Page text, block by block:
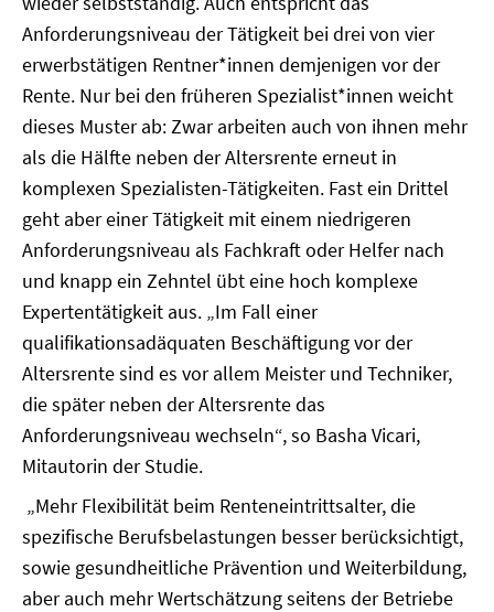
Anforderungsniveau der Tätigkeit bei drei von vier
erwerbstätigen Rentner*innen demjenigen vor der
Rente. Nur bei den früheren Spezialist*innen weicht
dieses Muster ab: Zwar arbeiten auch von ihnen mehr
als die Hälfte neben der Altersrente erneut in
komplexen Spezialisten-Tätigkeiten. Fast ein Drittel
geht aber einer Tätigkeit mit einem niedrigeren
Anforderungsniveau als Fachkraft oder Helfer nach
und knapp ein Zehntel übt eine hoch komplexe
Expertentätigkeit aus. „Im Fall einer
qualifikationsadäquaten Beschäftigung vor der
Altersrente sind es vor allem Meister und Techniker,
die später neben der Altersrente das
Anforderungsniveau wechseln“, so Basha Vicari,
Mitautorin der Studie.
„Mehr Flexibilität beim Renteneintrittsalter, die
spezifische Berufsbelastungen besser berücksichtigt,
sowie gesundheitliche Prävention und Weiterbildung,
aber auch mehr Wertschätzung seitens der Betriebe